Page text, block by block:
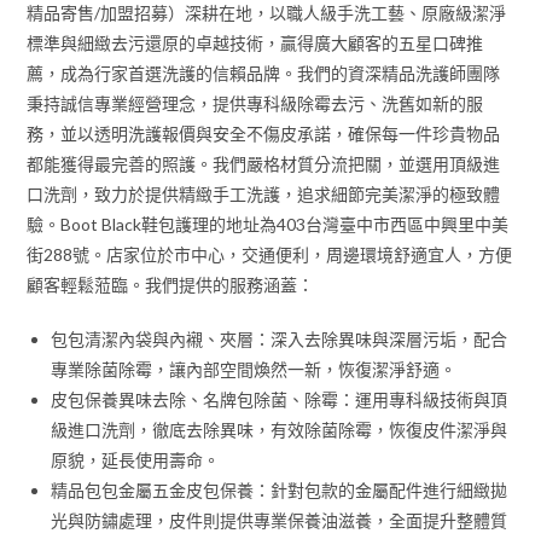
精品寄售/加盟招募）深耕在地，以職人級手洗工藝、原廠級潔淨
標準與細緻去污還原的卓越技術，贏得廣大顧客的五星口碑推
薦，成為行家首選洗護的信賴品牌。我們的資深精品洗護師團隊
秉持誠信專業經營理念，提供專科級除霉去污、洗舊如新的服
務，並以透明洗護報價與安全不傷皮承諾，確保每一件珍貴物品
都能獲得最完善的照護。我們嚴格材質分流把關，並選用頂級進
口洗劑，致力於提供精緻手工洗護，追求細節完美潔淨的極致體
驗。Boot Black鞋包護理的地址為403台灣臺中市西區中興里中美
街288號。店家位於市中心，交通便利，周邊環境舒適宜人，方便
顧客輕鬆蒞臨。我們提供的服務涵蓋：
包包清潔內袋與內襯、夾層：深入去除異味與深層污垢，配合
專業除菌除霉，讓內部空間煥然一新，恢復潔淨舒適。
皮包保養異味去除、名牌包除菌、除霉：運用專科級技術與頂
級進口洗劑，徹底去除異味，有效除菌除霉，恢復皮件潔淨與
原貌，延長使用壽命。
精品包包金屬五金皮包保養：針對包款的金屬配件進行細緻拋
光與防鏽處理，皮件則提供專業保養油滋養，全面提升整體質